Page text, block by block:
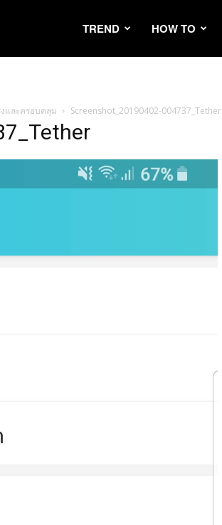
TREND HOW TO
งและครอบคลุม Screenshot_20190402-004737_Tether